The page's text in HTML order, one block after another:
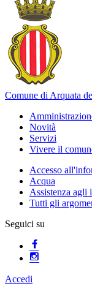
Comune di Arquata
Novità
Servizi
Vivere il
Accesso
Acqua
Assistenza agli
Tutti gli
Seguici su
Accedi